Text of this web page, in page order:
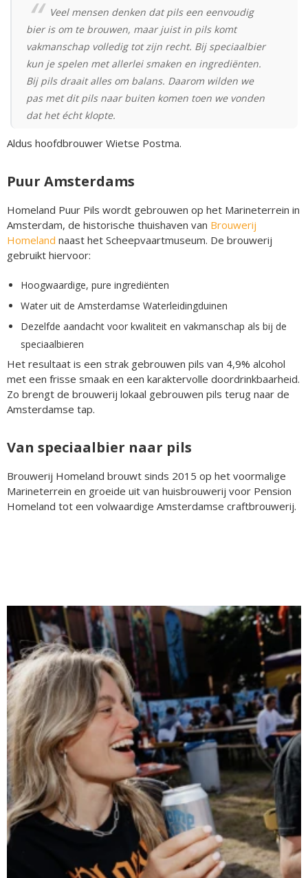
Veel mensen denken dat pils een eenvoudig
bier is om te brouwen, maar juist in pils komt
vakmanschap volledig tot zijn recht. Bij speciaalbier
kun je spelen met allerlei smaken en ingrediënten.
Bij pils draait alles om balans. Daarom wilden we
pas met dit pils naar buiten komen toen we vonden
dat het écht klopte.
Aldus hoofdbrouwer Wietse Postma.
Puur Amsterdams
Homeland Puur Pils wordt gebrouwen op het Marineterrein in
Amsterdam, de historische thuishaven van Brouwerij
Homeland naast het Scheepvaartmuseum. De brouwerij
gebruikt hiervoor:
Hoogwaardige, pure ingrediënten
Water uit de Amsterdamse Waterleidingduinen
Dezelfde aandacht voor kwaliteit en vakmanschap als bij de
speciaalbieren
Het resultaat is een strak gebrouwen pils van 4,9% alcohol
met een frisse smaak en een karaktervolle doordrinkbaarheid.
Zo brengt de brouwerij lokaal gebrouwen pils terug naar de
Amsterdamse tap.
Van speciaalbier naar pils
Brouwerij Homeland brouwt sinds 2015 op het voormalige
Marineterrein en groeide uit van huisbrouwerij voor Pension
Homeland tot een volwaardige Amsterdamse craftbrouwerij.